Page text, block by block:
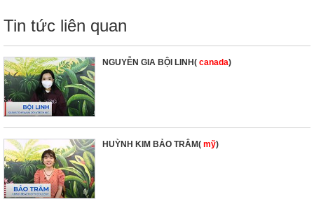
Tin tức liên quan
NGUYỄN GIA BỘI LINH( canada)
HUỲNH KIM BẢO TRÂM( mỹ)